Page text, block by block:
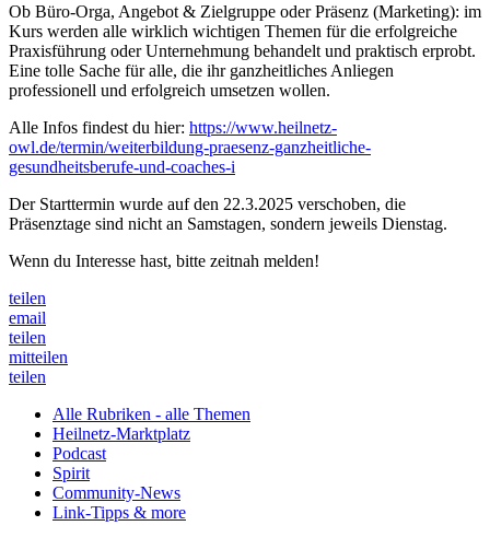
Ob Büro-Orga, Angebot & Zielgruppe oder Präsenz (Marketing): im
Kurs werden alle wirklich wichtigen Themen für die erfolgreiche
Praxisführung oder Unternehmung behandelt und praktisch erprobt.
Eine tolle Sache für alle, die ihr ganzheitliches Anliegen
professionell und erfolgreich umsetzen wollen.
Alle Infos findest du hier: https://www.heilnetz-
owl.de/termin/weiterbildung-praesenz-ganzheitliche-
gesundheitsberufe-und-coaches-i
Der Starttermin wurde auf den 22.3.2025 verschoben, die
Präsenztage sind nicht an Samstagen, sondern jeweils Dienstag.
Wenn du Interesse hast, bitte zeitnah melden!
teilen
email
teilen
mitteilen
teilen
Alle Rubriken - alle Themen
Heilnetz-Marktplatz
Podcast
Spirit
Community-News
Link-Tipps & more